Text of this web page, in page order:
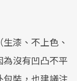
漆、不上色、
沒有凹凸不平